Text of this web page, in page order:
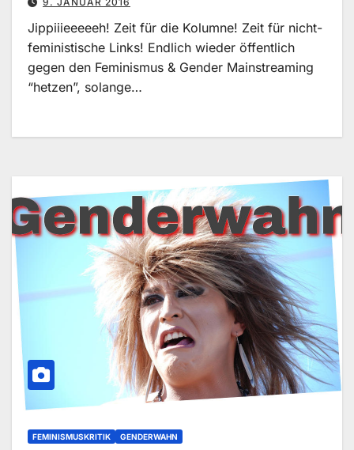
Jippiiieeeeeh! Zeit für die Kolumne! Zeit für nicht-
feministische Links! Endlich wieder öffentlich
gegen den Feminismus & Gender Mainstreaming
“hetzen”, solange…
FEMINISMUSKRITIK GENDERWAHN